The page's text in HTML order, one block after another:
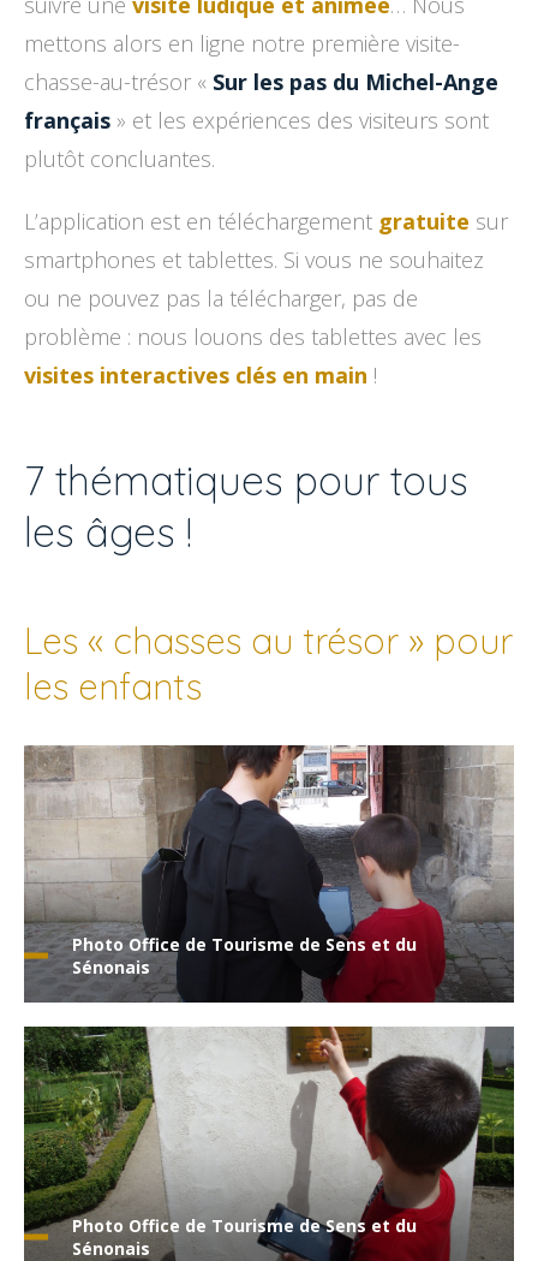
mettons alors en ligne notre première visite-
chasse-au-trésor « Sur les pas du Michel-Ange
français » et les expériences des visiteurs sont
plutôt concluantes.
L’application est en téléchargement gratuite sur
smartphones et tablettes. Si vous ne souhaitez
ou ne pouvez pas la télécharger, pas de
problème : nous louons des tablettes avec les
visites interactives clés en main !
7 thématiques pour tous
les âges !
Les « chasses au trésor » pour
les enfants
Photo Office de Tourisme de Sens et du
Sénonais
Photo Office de Tourisme de Sens et du
Sénonais